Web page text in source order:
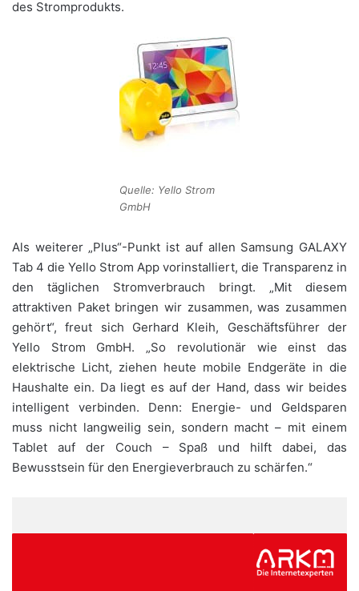
des Stromprodukts.
Quelle: Yello Strom
GmbH
Als weiterer „Plus“-Punkt ist auf allen Samsung GALAXY
Tab 4 die Yello Strom App vorinstalliert, die Transparenz in
den täglichen Stromverbrauch bringt. „Mit diesem
attraktiven Paket bringen wir zusammen, was zusammen
gehört“, freut sich Gerhard Kleih, Geschäftsführer der
Yello Strom GmbH. „So revolutionär wie einst das
elektrische Licht, ziehen heute mobile Endgeräte in die
Haushalte ein. Da liegt es auf der Hand, dass wir beides
intelligent verbinden. Denn: Energie- und Geldsparen
muss nicht langweilig sein, sondern macht – mit einem
Tablet auf der Couch – Spaß und hilft dabei, das
Bewusstsein für den Energieverbrauch zu schärfen.“